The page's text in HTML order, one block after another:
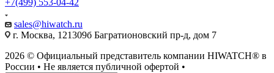
sales@hiwatch.ru
г. Москва, 121309б Багратионовский пр-д, дом 7
2026 © Официальный представитель компании HIWATCH® в
России • Не является публичной офертой •